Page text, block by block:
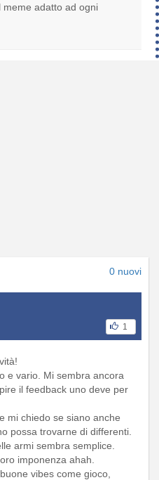
adatto ad ogni
0 nuovi
1
e vario. Mi sembra ancora
il feedback uno deve per
mi chiedo se siano anche
possa trovarne di differenti.
armi sembra semplice.
imponenza ahah.
vibes come gioco,